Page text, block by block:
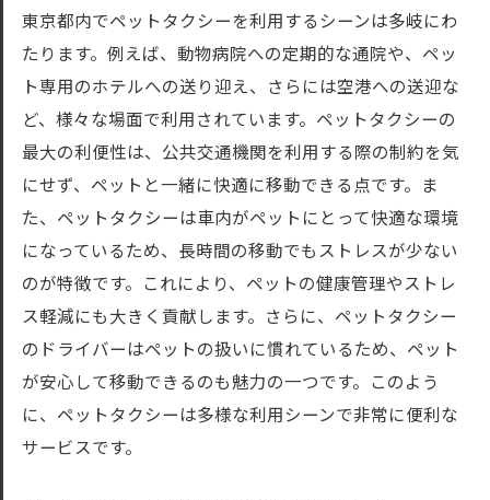
東京都内でペットタクシーを利用するシーンは多岐にわ
たります。例えば、動物病院への定期的な通院や、ペッ
ト専用のホテルへの送り迎え、さらには空港への送迎な
ど、様々な場面で利用されています。ペットタクシーの
最大の利便性は、公共交通機関を利用する際の制約を気
にせず、ペットと一緒に快適に移動できる点です。ま
た、ペットタクシーは車内がペットにとって快適な環境
になっているため、長時間の移動でもストレスが少ない
のが特徴です。これにより、ペットの健康管理やストレ
ス軽減にも大きく貢献します。さらに、ペットタクシー
のドライバーはペットの扱いに慣れているため、ペット
が安心して移動できるのも魅力の一つです。このよう
に、ペットタクシーは多様な利用シーンで非常に便利な
サービスです。